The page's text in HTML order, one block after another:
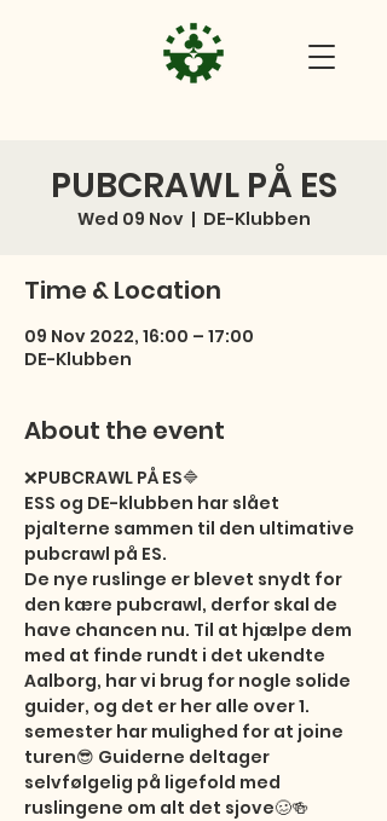
PUBCRAWL PÅ ES
Wed 09 Nov
  |
DE-Klubben
Time & Location
09 Nov 2022, 16:00 – 17:00
DE-Klubben
About the event
❌PUBCRAWL PÅ ES🔷
ESS og DE-klubben har slået
pjalterne sammen til den ultimative
pubcrawl på ES.
De nye ruslinge er blevet snydt for
den kære pubcrawl, derfor skal de
have chancen nu. Til at hjælpe dem
med at finde rundt i det ukendte
Aalborg, har vi brug for nogle solide
guider, og det er her alle over 1.
semester har mulighed for at joine
turen😎 Guiderne deltager
selvfølgelig på ligefold med
ruslingene om alt det sjove🥴🍻